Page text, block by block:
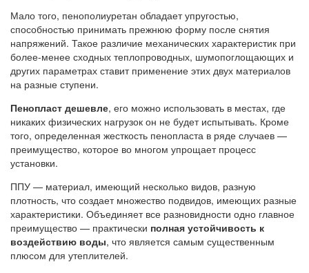
Мало того, пенополиуретан обладает упругостью,
способностью принимать прежнюю форму после снятия
напряжений. Такое различие механических характеристик при
более-менее сходных теплопроводных, шумопоглощающих и
других параметрах ставит применение этих двух материалов
на разные ступени.
Пенопласт дешевле, его можно использовать в местах, где
никаких физических нагрузок он не будет испытывать. Кроме
того, определенная жесткость пенопласта в ряде случаев —
преимущество, которое во многом упрощает процесс
установки.
ППУ — материал, имеющий несколько видов, разную
плотность, что создает множество подвидов, имеющих разные
характеристики. Объединяет все разновидности одно главное
преимущество — практически полная устойчивость к
воздействию воды, что является самым существенным
плюсом для утеплителей.